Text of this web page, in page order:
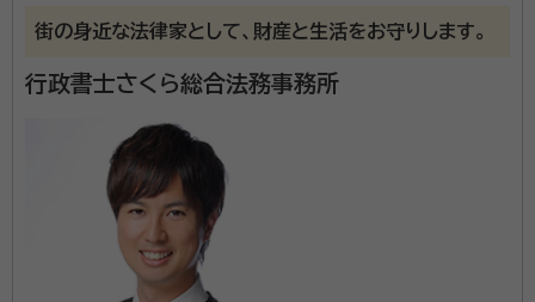
街の身近な法律家として、財産と生活をお守りします。
行政書士さくら総合法務事務所